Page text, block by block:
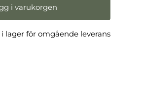
i varukorgen
i lager för omgående leverans